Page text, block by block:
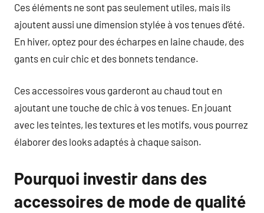
Ces éléments ne sont pas seulement utiles, mais ils
ajoutent aussi une dimension stylée à vos tenues d’été.
En hiver, optez pour des écharpes en laine chaude, des
gants en cuir chic et des bonnets tendance.
Ces accessoires vous garderont au chaud tout en
ajoutant une touche de chic à vos tenues. En jouant
avec les teintes, les textures et les motifs, vous pourrez
élaborer des looks adaptés à chaque saison.
Pourquoi investir dans des
accessoires de mode de qualité